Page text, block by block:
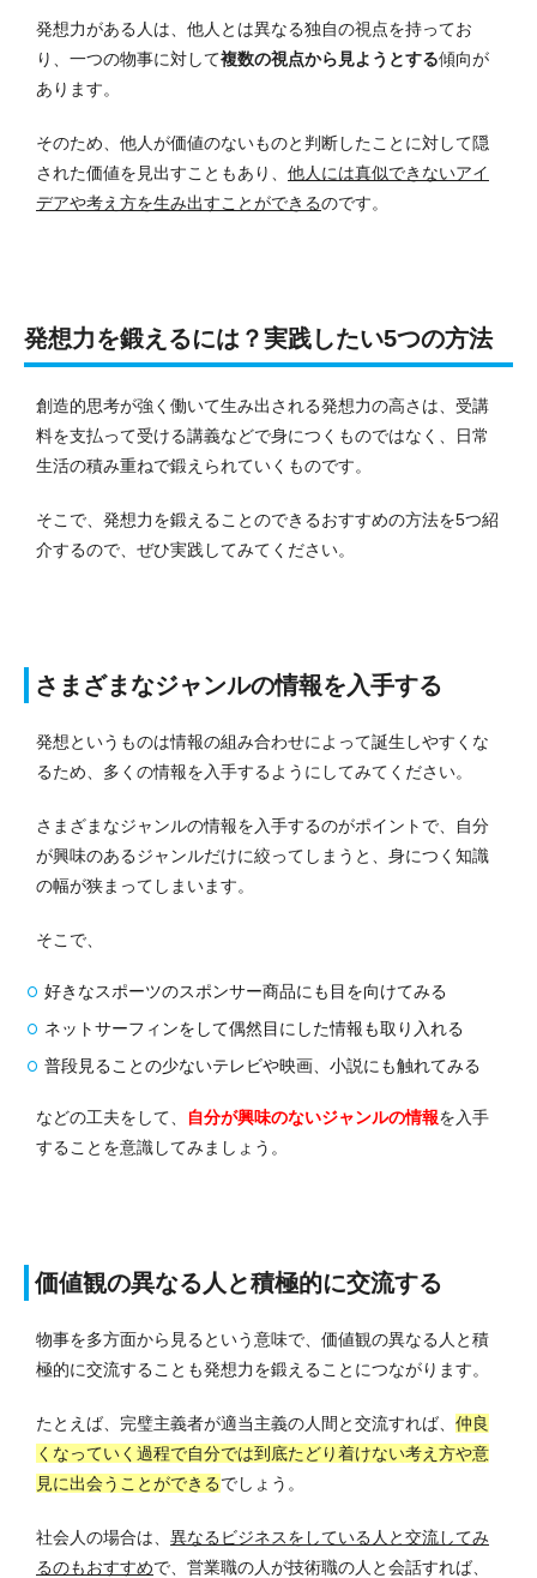
発想力がある人は、他人とは異なる独自の視点を持ってお
り、一つの物事に対して複数の視点から見ようとする傾向が
あります。
そのため、他人が価値のないものと判断したことに対して隠
された価値を見出すこともあり、 他人には真似できないアイ
デアや考え方を生み出すことができるのです。
発想力を鍛えるには？実践したい5つの方法
創造的思考が強く働いて生み出される発想力の高さは、受講
料を支払って受ける講義などで身につくものではなく、日常
生活の積み重ねで鍛えられていくものです。
そこで、発想力を鍛えることのできるおすすめの方法を5つ紹
介するので、ぜひ実践してみてください。
さまざまなジャンルの情報を入手する
発想というものは情報の組み合わせによって誕生しやすくな
るため、多くの情報を入手するようにしてみてください。
さまざまなジャンルの情報を入手するのがポイントで、自分
が興味のあるジャンルだけに絞ってしまうと、身につく知識
の幅が狭まってしまいます。
そこで、
好きなスポーツのスポンサー商品にも目を向けてみる
ネットサーフィンをして偶然目にした情報も取り入れる
普段見ることの少ないテレビや映画、小説にも触れてみる
などの工夫をして、 自分が興味のないジャンルの情報を入手
することを意識してみましょう。
価値観の異なる人と積極的に交流する
物事を多方面から見るという意味で、価値観の異なる人と積
極的に交流することも発想力を鍛えることにつながります。
たとえば、完璧主義者が適当主義の人間と交流すれば、 仲良
くなっていく過程で自分では到底たどり着けない考え方や意
見に出会うことができるでしょう。
社会人の場合は、 異なるビジネスをしている人と交流してみ
るのもおすすめで、営業職の人が技術職の人と会話すれば、